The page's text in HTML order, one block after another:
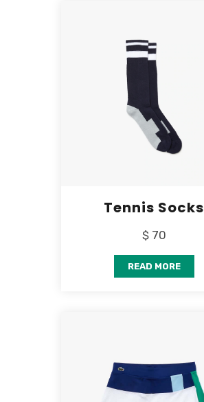
Tennis Socks
$ 70
READ MORE